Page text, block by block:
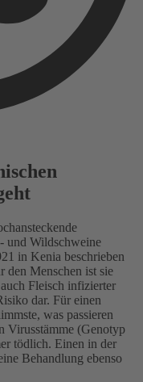
und Wildschweine
in Kenia beschrieben
den Menschen ist sie
Fleisch infizierter
dar. Für einen
was passieren
Virusstämme (Genotyp
tödlich. Einen in der
Behandlung ebenso